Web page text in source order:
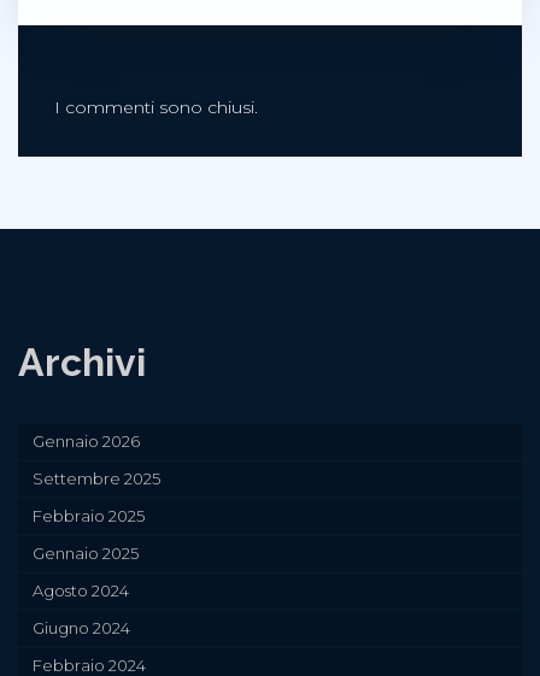
I commenti sono chiusi.
Archivi
Gennaio 2026
Settembre 2025
Febbraio 2025
Gennaio 2025
Agosto 2024
Giugno 2024
Febbraio 2024